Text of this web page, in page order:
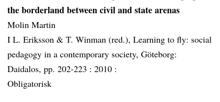
the borderland between civil and state arenas
Molin Martin
I L. Eriksson & T. Winman (red.), Learning to fly: social
pedagogy in a contemporary society, Göteborg:
Daidalos, pp. 202-223 : 2010 :
Obligatorisk